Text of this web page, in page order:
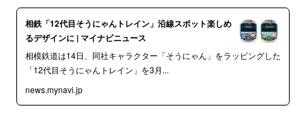
相鉄「12代目そうにゃんトレイン」沿線スポット楽しめ
るデザインに | マイナビニュース
相模鉄道は14日、同社キャラクター「そうにゃん」をラッピングした
「12代目そうにゃんトレイン」を3月...
news.mynavi.jp